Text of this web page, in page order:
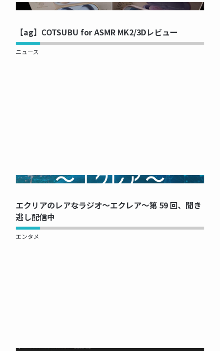
NOW PRINTING...
【ag】COTSUBU for ASMR MK2/3Dレビュー
ニュース
NOW PRINTING...
エクリアのレアなラジオ～エクレア～第 59 回、聞き
逃し配信中
エンタメ